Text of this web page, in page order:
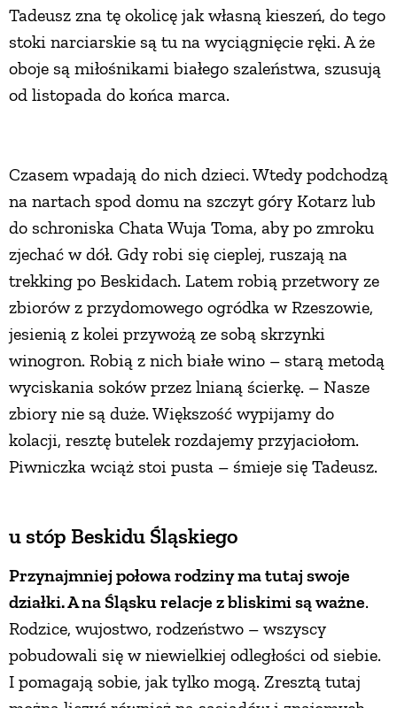
Tadeusz zna tę okolicę jak własną kieszeń, do tego
stoki narciarskie są tu na wyciągnięcie ręki. A że
oboje są miłośnikami białego szaleństwa, szusują
od listopada do końca marca.
Czasem wpadają do nich dzieci. Wtedy podchodzą
na nartach spod domu na szczyt góry Kotarz lub
do schroniska Chata Wuja Toma, aby po zmroku
zjechać w dół. Gdy robi się cieplej, ruszają na
trekking po Beskidach. Latem robią przetwory ze
zbiorów z przydomowego ogródka w Rzeszowie,
jesienią z kolei przywożą ze sobą skrzynki
winogron. Robią z nich białe wino – starą metodą
wyciskania soków przez lnianą ścierkę. – Nasze
zbiory nie są duże. Większość wypijamy do
kolacji, resztę butelek rozdajemy przyjaciołom.
Piwniczka wciąż stoi pusta – śmieje się Tadeusz.
u stóp Beskidu Śląskiego
Przynajmniej połowa rodziny ma tutaj swoje
działki. A na Śląsku relacje z bliskimi są ważne.
Rodzice, wujostwo, rodzeństwo – wszyscy
pobudowali się w niewielkiej odległości od siebie.
I pomagają sobie, jak tylko mogą. Zresztą tutaj